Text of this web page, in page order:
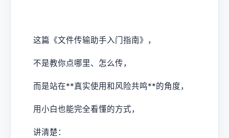
这篇《文件传输助手入门指南》，
不是教你点哪里、怎么传，
而是站在**真实使用和风险共鸣**的角度，
用小白也能完全看懂的方式，
讲清楚：